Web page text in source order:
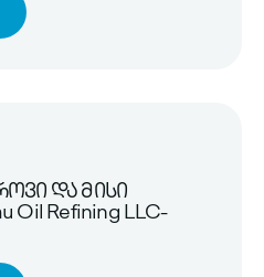
და მისი
Refining LLC-